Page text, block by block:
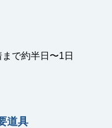
で約半日〜1日
道具